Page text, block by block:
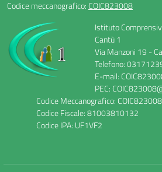
Codice meccanografico: COIC823008
Istituto
Cantù 1
Via Manzoni 19 -
Telefono:
E-mail:
PEC:
Codice Meccanografico: COIC823008
Codice Fiscale: 81003810132
Codice IPA: UF1VF2